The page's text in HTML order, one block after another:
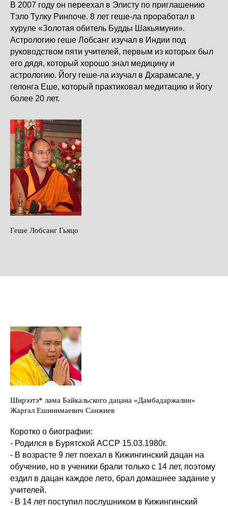
В 2007 году он переехал в Элисту по приглашению
Тэло Тулку Ринпоче. 8 лет геше-ла проработал в
хуруле «Золотая обитель Будды Шакьямуни».
Астрологию геше Лобсанг изучал в Индии под
руководством пяти учителей, первым из которых был
его дядя, который хорошо знал медицину и
астрологию. Йогу геше-ла изучал в Дхарамсале, у
гелонга Еше, который практиковал медитацию и йогу
более 20 лет.
Геше Лобсанг Гьяцо
Ширээтэ* лама Байкальского дацана «Дамбадаржалин»
Жаргал Ешинимаевич Санжиев
Коротко о биографии:
- Родился в Бурятской АССР 15.03.1980г.
- В возрасте 9 лет поехал в Кижингинский дацан на
обучение, но в ученики брали только с 14 лет, поэтому
ездил в дацан каждое лето, брал домашнее задание у
учителей.
- В 14 лет поступил послушником в Кижингинский